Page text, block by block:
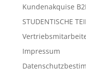
Kundenakquise
STUDENTISCHE
Impressum